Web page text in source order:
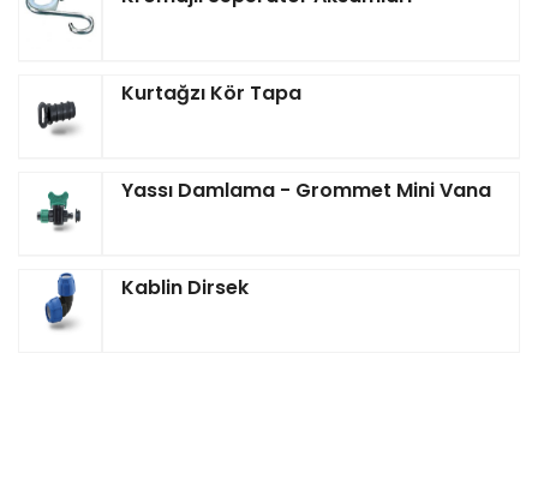
Kurtağzı Kör Tapa
Yassı Damlama - Grommet Mini Vana
Kablin Dirsek